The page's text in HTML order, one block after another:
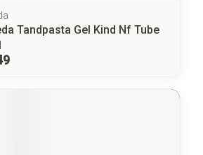
Tandpasta Gel Kind Nf Tube